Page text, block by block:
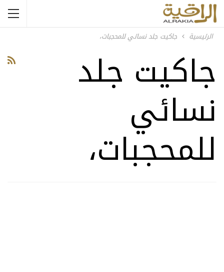
الرئيسية جاكيت جلد نسائي للمحجبات،
جاكيت جلد
نسائي
للمحجبات،